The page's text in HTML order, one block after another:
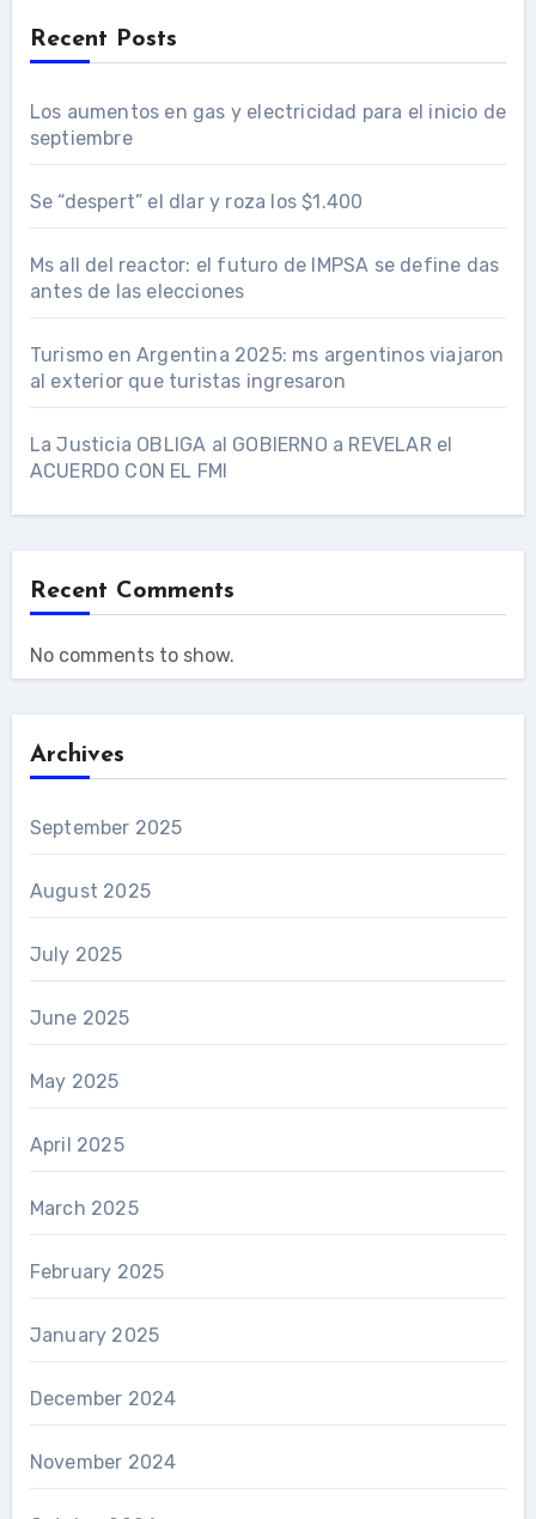
Recent Posts
Los aumentos en gas y electricidad para el inicio de
septiembre
Se “despert” el dlar y roza los $1.400
Ms all del reactor: el futuro de IMPSA se define das
antes de las elecciones
Turismo en Argentina 2025: ms argentinos viajaron
al exterior que turistas ingresaron
La Justicia OBLIGA al GOBIERNO a REVELAR el
ACUERDO CON EL FMI
Recent Comments
No comments to show.
Archives
September 2025
August 2025
July 2025
June 2025
May 2025
April 2025
March 2025
February 2025
January 2025
December 2024
November 2024